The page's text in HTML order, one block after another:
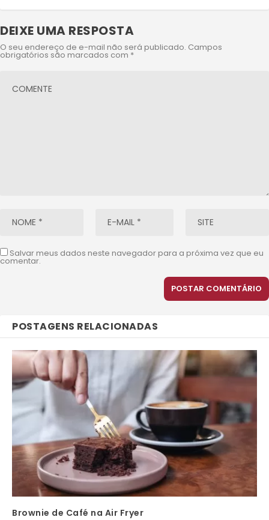
DEIXE UMA RESPOSTA
O seu endereço de e-mail não será publicado. Campos
obrigatórios são marcados com *
Salvar meus dados neste navegador para a próxima vez que eu
comentar.
POSTAGENS RELACIONADAS
Brownie de Café na Air Fryer